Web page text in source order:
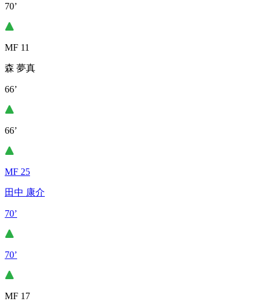
70’
MF 11
森 夢真
66’
66’
MF 25
田中 康介
70’
70’
MF 17